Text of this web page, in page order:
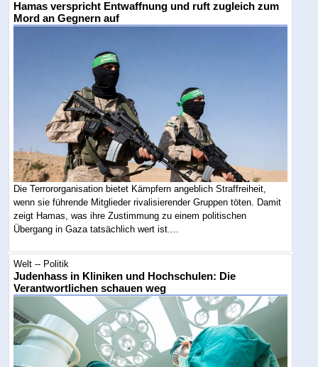
Hamas verspricht Entwaffnung und ruft zugleich zum
Mord an Gegnern auf
Die Terrororganisation bietet Kämpfern angeblich Straffreiheit,
wenn sie führende Mitglieder rivalisierender Gruppen töten. Damit
zeigt Hamas, was ihre Zustimmung zu einem politischen
Übergang in Gaza tatsächlich wert ist....
Welt -- Politik
Judenhass in Kliniken und Hochschulen: Die
Verantwortlichen schauen weg